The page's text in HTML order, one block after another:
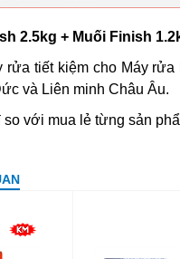
2.5kg + Muối Finish
rửa tiết kiệm cho Máy rửa
và Liên minh Châu Âu.
so với mua lẻ từng sản